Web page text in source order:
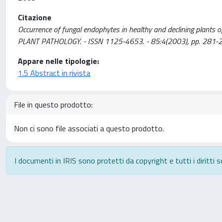
Citazione
Occurrence of fungal endophytes in healthy and declining plants
PLANT PATHOLOGY. - ISSN 1125-4653. - 85:4(2003), pp. 281-
Appare nelle tipologie:
1.5 Abstract in rivista
File in questo prodotto:
Non ci sono file associati a questo prodotto.
I documenti in IRIS sono protetti da copyright e tutti i diritti